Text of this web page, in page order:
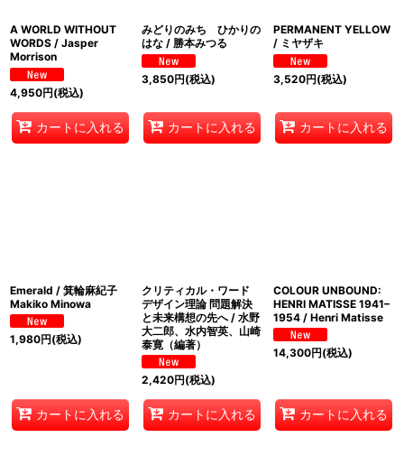
A WORLD WITHOUT
WORDS / Jasper
Morrison
4,950円(税込)
カートに入れる
みどりのみち ひかりの
はな / 勝本みつる
3,850円(税込)
カートに入れる
PERMANENT YELLOW
/ ミヤザキ
3,520円(税込)
カートに入れる
Emerald / 箕輪麻紀子
Makiko Minowa
1,980円(税込)
カートに入れる
クリティカル・ワード
デザイン理論 問題解決
と未来構想の先へ / 水野
大二郎、水内智英、山崎
泰寛（編著）
2,420円(税込)
カートに入れる
COLOUR UNBOUND:
HENRI MATISSE 1941–
1954 / Henri Matisse
14,300円(税込)
カートに入れる